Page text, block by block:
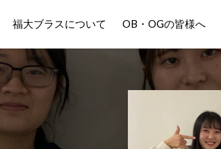
福大ブラスについて OB・OGの皆様へ